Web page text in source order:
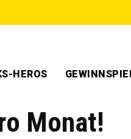
HEROS
Monat!